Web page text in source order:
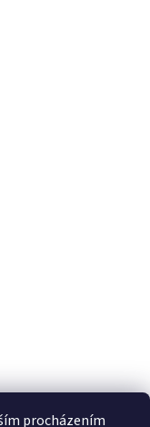
procházením